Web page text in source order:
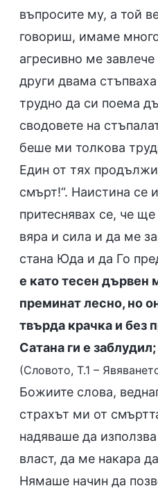
въпросите му, а той
говориш, имаме
агресивно ме
други двама
трудно да си поема
сводовете на
беше ми толкова
Един от тях
смърт!“. Наистина се
притеснявах се, че
вяра и сила и да ме
стана Юда и да Го
е като тесен дървен
преминат лесно, но
твърда крачка и без
Сатана ги е
(Словото, Т.1 –
Божиите слова,
страхът ми от
надяваше да
власт, да ме накара
Нямаше начин да